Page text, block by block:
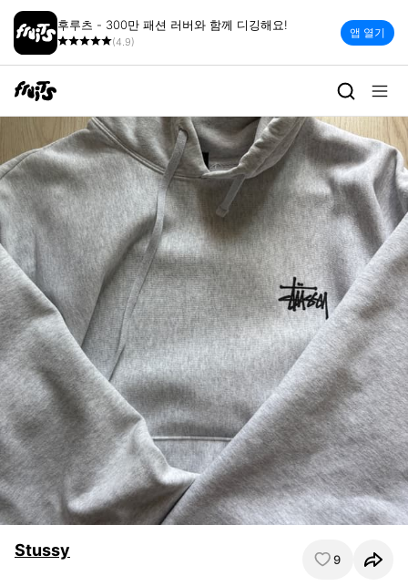
후루츠 - 300만 패션 러버와 함께 디깅해요!
(4.9)
앱 열기
Stussy 9